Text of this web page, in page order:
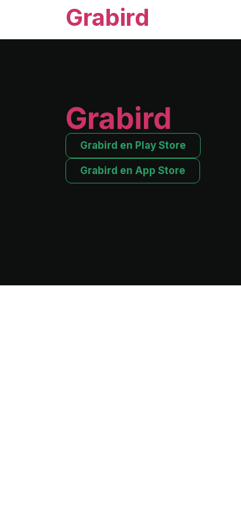
Grabird
Grabird
Grabird en Play Store
Grabird en App Store